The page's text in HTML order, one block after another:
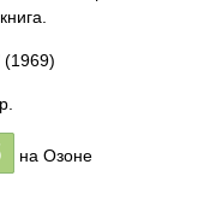
(1969)
на Озоне